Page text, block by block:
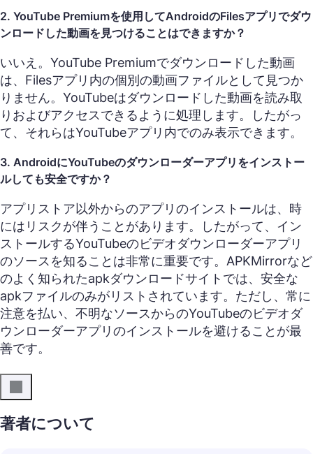
2. YouTube Premiumを使用してAndroidのFilesアプリでダウ
ンロードした動画を見つけることはできますか？
いいえ。YouTube Premiumでダウンロードした動画
は、Filesアプリ内の個別の動画ファイルとして見つか
りません。YouTubeはダウンロードした動画を読み取
りおよびアクセスできるように処理します。したがっ
て、それらはYouTubeアプリ内でのみ表示できます。
3. AndroidにYouTubeのダウンローダーアプリをインストー
ルしても安全ですか？
アプリストア以外からのアプリのインストールは、時
にはリスクが伴うことがあります。したがって、イン
ストールするYouTubeのビデオダウンローダーアプリ
のソースを知ることは非常に重要です。APKMirrorなど
のよく知られたapkダウンロードサイトでは、安全な
apkファイルのみがリストされています。ただし、常に
注意を払い、不明なソースからのYouTubeのビデオダ
ウンローダーアプリのインストールを避けることが最
善です。
著者について